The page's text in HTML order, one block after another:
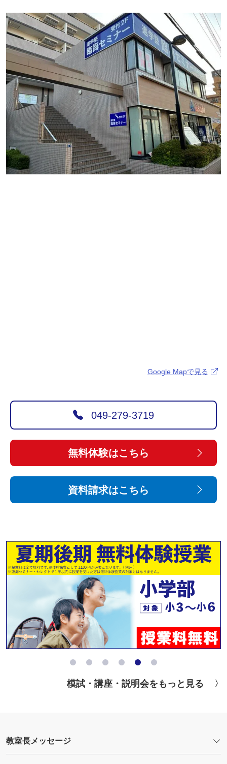
Google Mapで見る
049-279-3719
無料体験はこちら
資料請求はこちら
模試・講座・説明会をもっと見る
教室長メッセージ